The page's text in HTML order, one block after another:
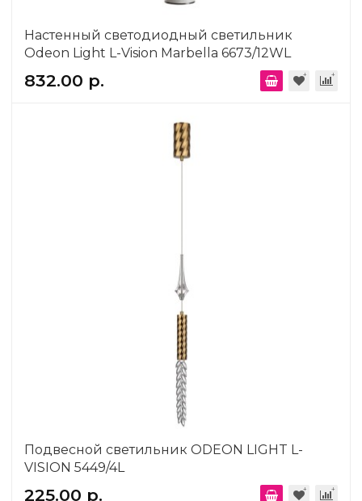
Настенный светодиодный светильник
Odeon Light L-Vision Marbella 6673/12WL
832.00 р.
Подвесной светильник ODEON LIGHT L-
VISION 5449/4L
225.00 р.